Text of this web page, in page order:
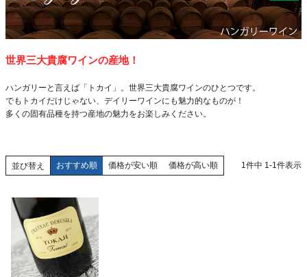
世界三大貴腐ワインの産地！
ハンガリーと言えば「トカイ」。世界三大貴腐ワインのひとつです。
でもトカイだけじゃない、デイリーワインにも魅力的なものが！
多くの固有品種を持つ産地の魅力をお楽しみください。
並び替え おすすめ順 価格が安い順 価格が高い順 1件中 1-1件表示